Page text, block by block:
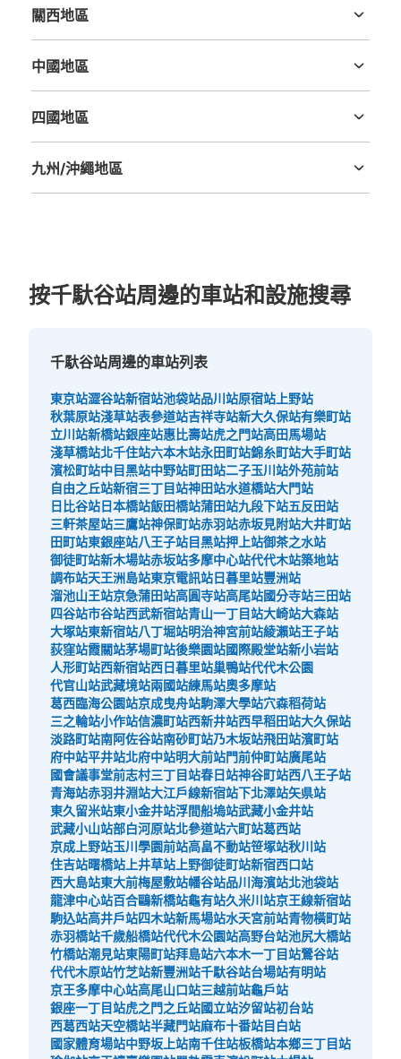
国立競技場国立競技場A1出口階段前
从都営大江戸線国立競技場駅站步行0分钟。
国立競技場国立競技場方面改札出た左
可保管的行李數
小的:40/ ¥400
付款方式
現金
查看此投幣式儲物櫃的位置
關西地區
中國地區
四國地區
九州/沖繩地區
按千馱谷站周邊的車站和設施搜尋
千馱谷站周邊的車站列表
東京站澀谷站新宿站池袋站品川站原宿站 上野站
秋葉原站淺草站表參道站吉祥寺站新大久保站有樂町站
立川站新橋站銀座站惠比壽站虎之門站高田馬場站
淺草橋站北千住站六本木站永田町站錦糸町站大手町站
濱松町站中目黑站中野站町田站二子玉川站外苑前站
自由之丘站新宿三丁目站神田站水道橋站大門站
日比谷站日本橋站飯田橋站蒲田站九段下站五反田站
三軒茶屋站三鷹站神保町站赤羽站赤坂見附站大井町站
田町站東銀座站八王子站目黑站押上站御茶之水站
御徒町站新木場站赤坂站多摩中心站代代木站築地站
調布站天王洲島站東京電訊站日暮里站豐洲站
溜池山王站京急蒲田站高圓寺站高尾站國分寺站三田站
四谷站市谷站西武新宿站青山一丁目站大崎站大森站
大塚站東新宿站八丁堀站明治神宮前站綾瀨站王子站
荻窪站霞關站茅場町站後樂園站國際殿堂站新小岩站
人形町站西新宿站西日暮里站巢鴨站代代木公園
代官山站武藏境站兩國站練馬站奧多摩站
葛西臨海公園站京成曳舟站駒澤大學站穴森稻荷站
三之輪站小作站信濃町站西新井站西早稻田站大久保站
淡路町站南阿佐谷站南砂町站乃木坂站飛田站濱町站
府中站平井站北府中站明大前站門前仲町站廣尾站
國會議事堂前志村三丁目站春日站神谷町站西八王子站
青海站赤羽井淵站大江戶線新宿站下北澤站矢県站
東久留米站東小金井站浮間船塢站武藏小金井站
武藏小山站部白河原站北參道站六町站葛西站
京成上野站玉川學園前站高畠不動站笹塚站秋川站
住吉站曙橋站 上井草站 上野御徒町站新宿西口站
西大島站東大前梅屋敷站幡谷站品川海濱站北池袋站
龍津中心站百合鷗新橋站龜有站久米川站京王線新宿站
駒込站高井戶站四木站新馬場站水天宮前站青物橫町站
赤羽橋站千歲船橋站代代木公園站高野台站池尻大橋站
竹橋站潮見站東陽町站拜島站六本木一丁目站鶯谷站
代代木原站竹芝站新豐洲站千馱谷站台場站有明站
京王多摩中心站高尾山口站三越前站龜戶站
銀座一丁目站虎之門之丘站國立站汐留站初台站
西葛西站天空橋站半藏門站麻布十番站目白站
國家體育場站中野坂上站南千住站板橋站本鄉三丁目站